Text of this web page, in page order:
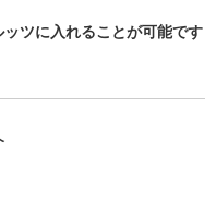
ツに入れることが可能です